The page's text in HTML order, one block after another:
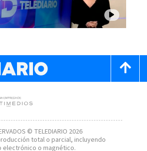
© TELEDIARIO 2026
total o parcial, incluyendo
electrónico o magnético.